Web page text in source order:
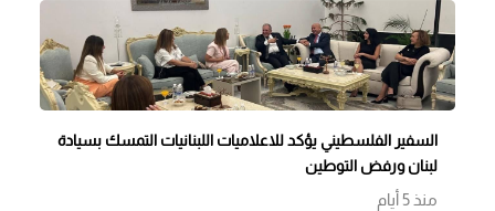
السفير الفلسطيني يؤكد للاعلاميات اللبنانيات التمسك بسيادة
لبنان ورفض التوطين
منذ 5 أيام